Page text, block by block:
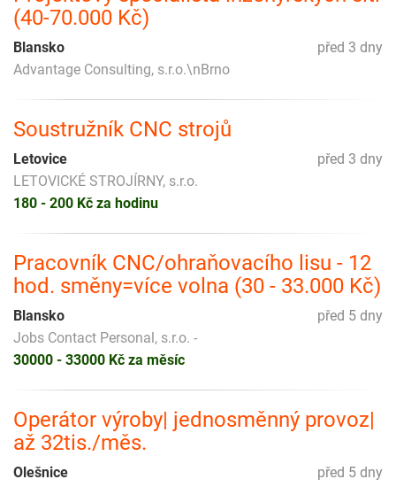
(40-70.000 Kč)
před 3 dny
Blansko
Advantage Consulting, s.r.o.\nBrno
Soustružník CNC strojů
před 3 dny
Letovice
LETOVICKÉ STROJÍRNY, s.r.o.
180 - 200 Kč za hodinu
Pracovník CNC/ohraňovacího lisu - 12
hod. směny=více volna (30 - 33.000 Kč)
před 5 dny
Blansko
Jobs Contact Personal, s.r.o. -
30000 - 33000 Kč za měsíc
Operátor výroby| jednosměnný provoz|
až 32tis./měs.
před 5 dny
Olešnice